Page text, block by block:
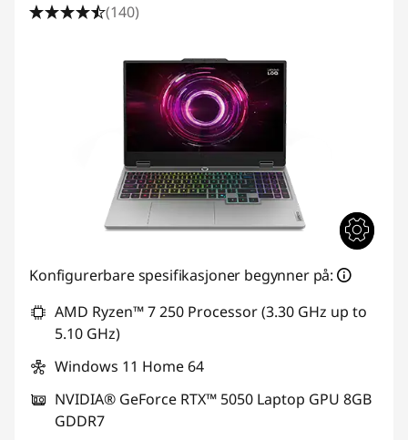
(140)
Konfigurerbare spesifikasjoner begynner på:
AMD Ryzen™ 7 250 Processor (3.30 GHz up to
5.10 GHz)
Windows 11 Home 64
NVIDIA® GeForce RTX™ 5050 Laptop GPU 8GB
GDDR7